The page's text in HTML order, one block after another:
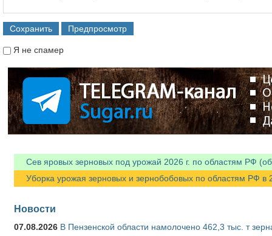
Я не спамер
Сев яровых зерновых под урожай 2026 г. по областям РФ
Уборка урожая зерновых и зернобобовых по областям РФ в
Новости
07.08.2026 В Пензенской области намолочено 462,3 тыс. т